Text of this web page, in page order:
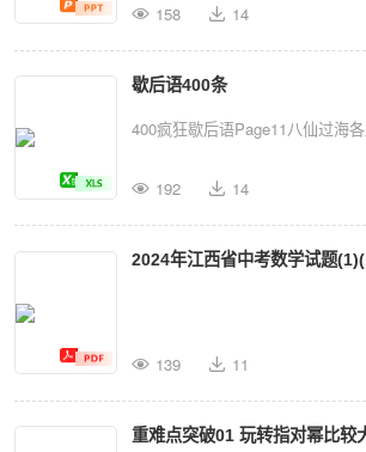
排除积血和血凝块随后缝合。术前
评估手术风险动物术前禁食、禁
需在耳的凹面做切口清洁耳道、外
耳朵或将患耳包扎2周后拆线。切
后续处理。
的一半以上。产后出血后果严重，
休克、凝血功能障碍进一步加重病情
出血的危险因素包括胎盘因素、软
碍、前置胎盘、前置血管等。预防
强高危因素孕妇监测和管理、关心体贴
的原因有4“T”，即宫缩乏力、胎
障碍。预防措施包括孕期预防、产
立静脉通道、迅速补充血容量、及
血危险的孕妇应上转至有条件的医
158 14
歇后语400条
400疯狂歇后语Page11八仙过海
心牵牛要牵牛鼻子抓主要矛盾4孔
住包子馅抓重点5打破砂锅问到底
然成6和尚打伞无法无天小猫吃小
梆子老一套10井底青蛙目光短浅
11大海捞针没处寻石匠打铁不会
空隔靴搔痒摸不到痛处13打开天
192 14
2024年江西省中考数学试题
139 11
重难点突破01 玩转指对幂比较